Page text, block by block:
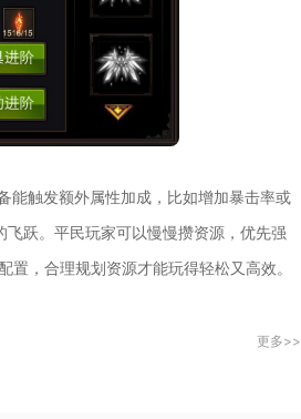
能触发额外属性加成，比如增加暴击率或
跃。平民玩家可以慢慢攒资源，优先强
，合理规划资源才能玩得轻松又高效。
更多>>